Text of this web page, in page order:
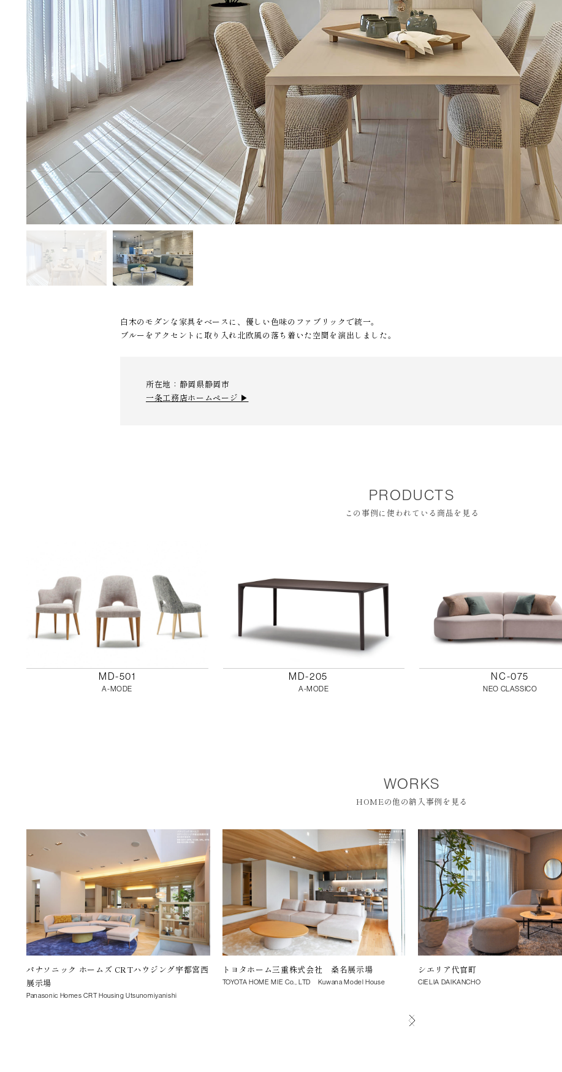
白木のモダンな家具をベースに、優しい色味のファブリックで統一。
ブルーをアクセントに取り入れ北欧風の落ち着いた空間を演出しました。
所在地：静岡県静岡市
一条工務店ホームページ ▶︎
PRODUCTS
この事例に使われている商品を見る
MD-501
A-MODE
MD-205
A-MODE
NC-075
NEO CLASSICO
WORKS
HOMEの他の納入事例を見る
パナソニック ホームズ CRTハウジング宇都宮西
展示場
Panasonic Homes CRT Housing Utsunomiyanishi
トヨタホーム三重株式会社 桑名展示場
TOYOTA HOME MIE Co., LTD Kuwana Model House
シエリア代官町
CIELIA DAIKANCHO